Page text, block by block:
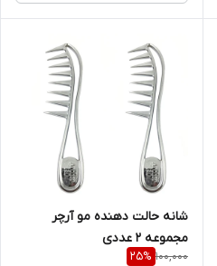
شانه حالت دهنده مو آرچر
مجموعه 2 عددی
100,000
25%